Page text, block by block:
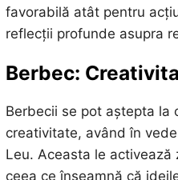
favorabilă atât pentru
reflecții profunde asupra
Berbec:
Berbecii se pot aștepta la
creativitate, având în
Leu. Aceasta le
ceea ce înseamnă că